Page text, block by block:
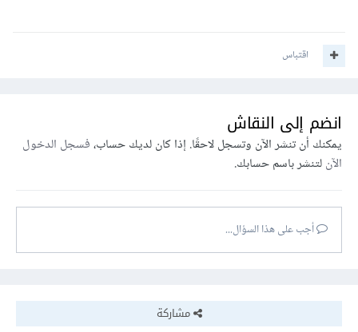
اقتباس
انضم إلى النقاش
يمكنك أن تنشر الآن وتسجل لاحقًا. إذا كان لديك حساب،فسجل الدخول
الآنلتنشر باسم حسابك.
أجب على هذا السؤال...
مشاركة